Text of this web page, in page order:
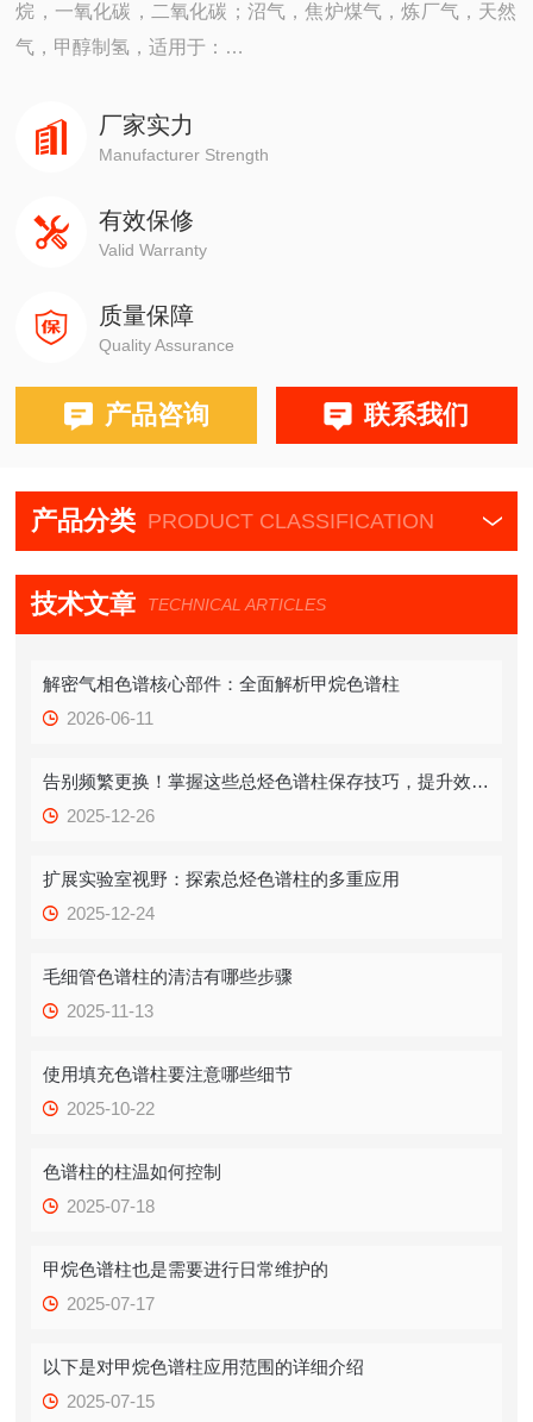
烷，一氧化碳，二氧化碳；沼气，焦炉煤气，炼厂气，天然
气，甲醇制氢，适用于：
安捷伦490在线/便携，
4890,5890,6890,7820,7890,8860,8890
岛津GC-14C，GC-2010，GC-2014，GC-2030
布鲁克PE580,590,680,69
厂家实力
Manufacturer Strength
有效保修
Valid Warranty
质量保障
Quality Assurance
产品咨询 联系我们
产品分类 PRODUCT CLASSIFICATION
技术文章 TECHNICAL ARTICLES
解密气相色谱核心部件：全面解析甲烷色谱柱
2026-06-11
告别频繁更换！掌握这些总烃色谱柱保存技巧，提升效率！
2025-12-26
扩展实验室视野：探索总烃色谱柱的多重应用
2025-12-24
毛细管色谱柱的清洁有哪些步骤
2025-11-13
使用填充色谱柱要注意哪些细节
2025-10-22
色谱柱的柱温如何控制
2025-07-18
甲烷色谱柱也是需要进行日常维护的
2025-07-17
以下是对甲烷色谱柱应用范围的详细介绍
2025-07-15